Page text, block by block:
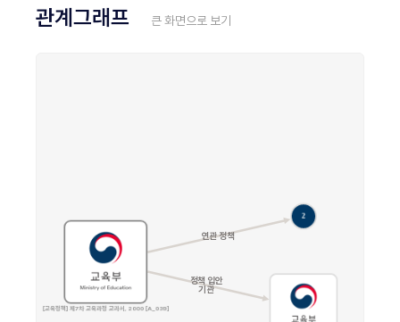
관계그래프 큰 화면으로 보기